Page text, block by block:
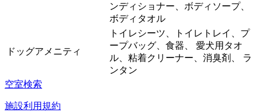
ンディショナー、ボディソープ、
ボディタオル
ドッグアメニティ
トイレシーツ、トイレトレイ、プ
ープバッグ、食器、 愛犬用タオ
ル、粘着クリーナー、消臭剤、 ラ
ンタン
空室検索
施設利用規約